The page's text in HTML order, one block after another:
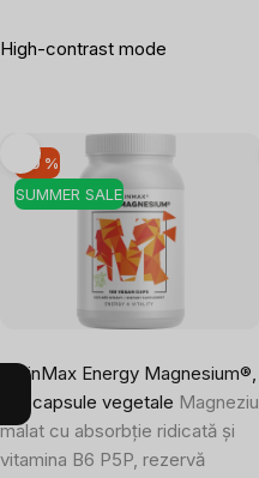
High-contrast mode
SUMMER SALE
-10 %
BrainMax Energy Magnesium®,
100 capsule vegetale Magneziu
malat cu absorbție ridicată și
vitamina B6 P5P, rezervă